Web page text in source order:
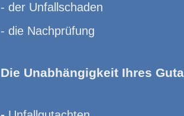
- der Unfallschaden
- die Nachprüfung
Die Unabhängigkeit Ihres